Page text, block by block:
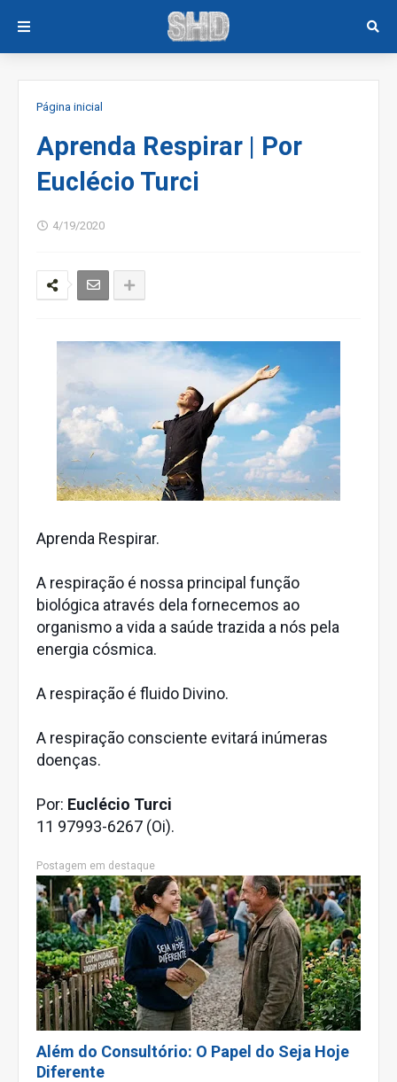
Página inicial
Aprenda Respirar | Por
Euclécio Turci
4/19/2020
Aprenda Respirar.
A respiração é nossa principal função
biológica através dela fornecemos ao
organismo a vida a saúde trazida a nós pela
energia cósmica.
A respiração é fluido Divino.
A respiração consciente evitará inúmeras
doenças.
Por: Euclécio Turci
11 97993-6267 (Oi).
Postagem em destaque
Além do Consultório: O Papel do Seja Hoje
Diferente